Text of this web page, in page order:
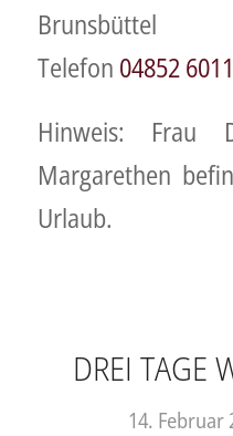
Brunsbüttel
Telefon 04852 6011
Hinweis:
Margarethen
Urlaub.
DREI TAGE
14. Februar